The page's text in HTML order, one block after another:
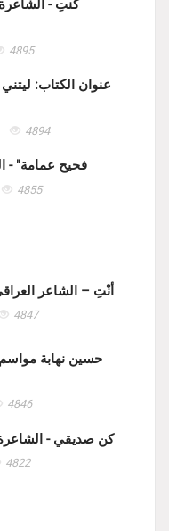
كنتِ - الشاعرة
4895
عنوان الكتاب:
4894
"فحيح عمامة" -
4855
أنْتِ – الشاعر
4847
حسين نهابة مواسم
4846
كن صديقي - الشاعرة
4822